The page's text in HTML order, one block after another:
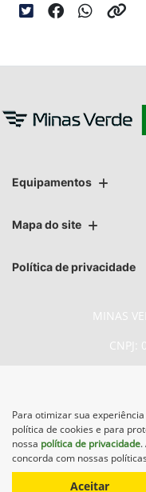
Equipamentos
Mapa do site
Política de privacidade
MINAS
CNPJ:
No trânsito,
salva vidas.
Para otimizar sua
política de cookies e para
nossa política de privacidade.
concorda com nossas
Aceitar